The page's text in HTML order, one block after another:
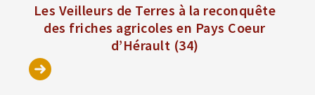
Les Veilleurs de Terres à la reconquête
des friches agricoles en Pays Coeur
d’Hérault (34)